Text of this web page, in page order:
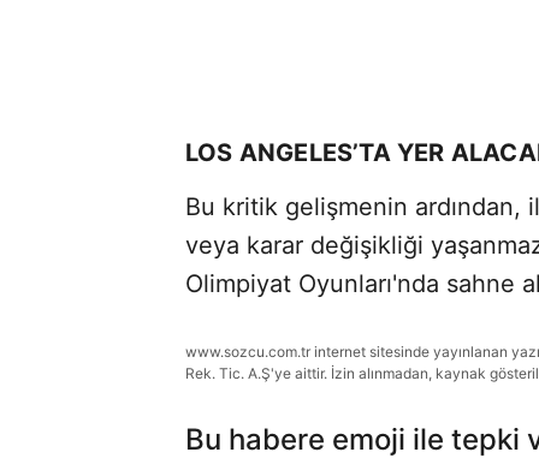
LOS ANGELES’TA YER
Bu kritik gelişmenin ardından,
veya karar değişikliği
Olimpiyat Oyunları'nda sahne
www.sozcu.com.tr internet sitesinde yayınlanan
Rek. Tic. A.Ş'ye aittir. İzin alınmadan, kaynak
Bu habere emoji ile tepki